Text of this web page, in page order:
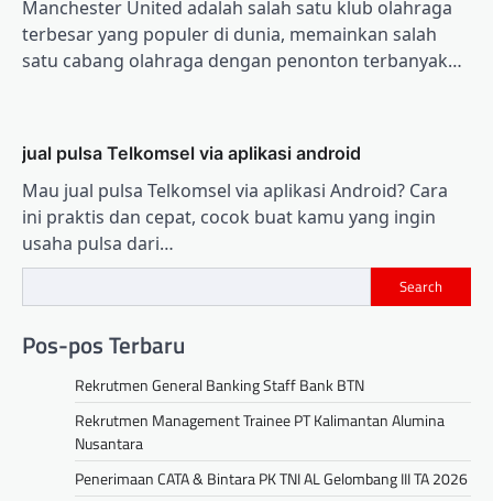
Manchester United adalah salah satu klub olahraga
terbesar yang populer di dunia, memainkan salah
satu cabang olahraga dengan penonton terbanyak…
jual pulsa Telkomsel via aplikasi android
Mau jual pulsa Telkomsel via aplikasi Android? Cara
ini praktis dan cepat, cocok buat kamu yang ingin
usaha pulsa dari…
Search
Pos-pos Terbaru
Rekrutmen General Banking Staff Bank BTN
Rekrutmen Management Trainee PT Kalimantan Alumina
Nusantara
Penerimaan CATA & Bintara PK TNI AL Gelombang III TA 2026